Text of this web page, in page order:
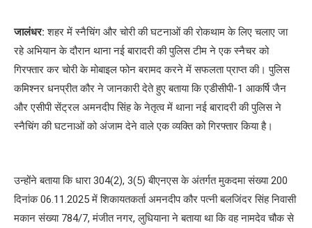
जालंधर: शहर में स्नैचिंग और चोरी की घटनाओं की रोकथाम के लिए चलाए जा
रहे अभियान के दौरान थाना नई बारादरी की पुलिस टीम ने एक स्नैचर को
गिरफ्तार कर चोरी के मोबाइल फोन बरामद करने में सफलता प्राप्त की। पुलिस
कमिश्नर धनप्रीत कौर ने जानकारी देते हुए बताया कि एडीसीपी-1 आकर्षि जैन
और एसीपी सेंट्रल अमनदीप सिंह के नेतृत्व में थाना नई बारादरी की पुलिस ने
स्नैचिंग की घटनाओं को अंजाम देने वाले एक व्यक्ति को गिरफ्तार किया है।
उन्होंने बताया कि धारा 304(2), 3(5) बीएनएस के अंतर्गत मुकदमा संख्या 200
दिनांक 06.11.2025 में शिकायतकर्ता अमनदीप कौर पत्नी बलजिंदर सिंह निवासी
मकान संख्या 784/7, मंजीत नगर, लुधियाना ने बताया था कि वह नामदेव चौक से